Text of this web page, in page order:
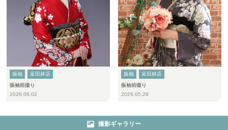
振袖
富田林店
振袖前撮り
2026.06.02
振袖
富田林店
振袖前撮り
2026.05.29
撮影ギャラリー